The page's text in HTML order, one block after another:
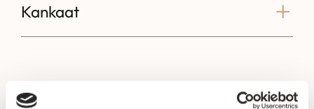
Kankaat
Voisit olla kiinnostunut myös näistä